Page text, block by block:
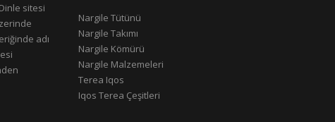
sitesi
adı
Nargile Tütünü
Nargile Takımı
Nargile Kömürü
Nargile Malzemeleri
Terea Iqos
Iqos Terea Çeşitleri